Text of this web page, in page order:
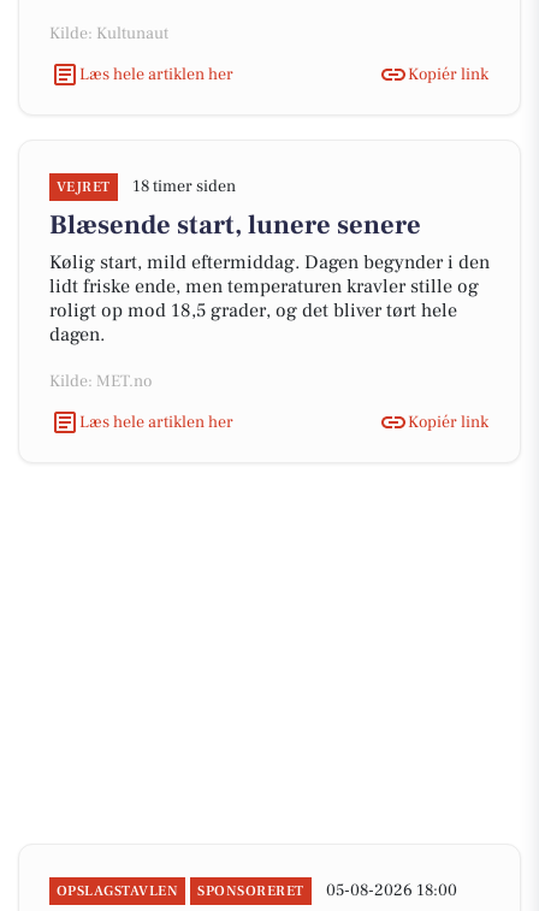
Kilde: Kultunaut
Læs hele artiklen her
Kopiér link
VEJRET 18 timer siden
Blæsende start, lunere senere
Kølig start, mild eftermiddag. Dagen begynder i den
lidt friske ende, men temperaturen kravler stille og
roligt op mod 18,5 grader, og det bliver tørt hele
dagen.
Kilde: MET.no
Læs hele artiklen her
Kopiér link
OPSLAGSTAVLEN SPONSORERET 05-08-2026 18:00